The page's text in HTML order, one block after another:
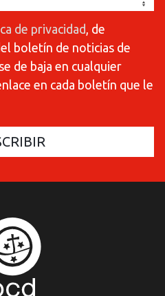
de privacidad, de
boletín de noticias de
de baja en cualquier
en cada boletín que le